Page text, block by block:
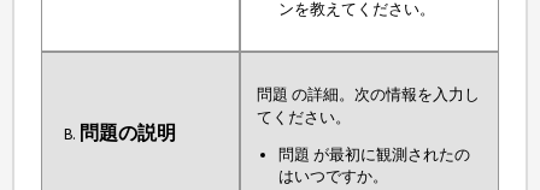
ンを教えてください。
問題の説明
問題 の詳細。次の情報を入力し
てください。
問題 が最初に観測されたの
はいつですか。